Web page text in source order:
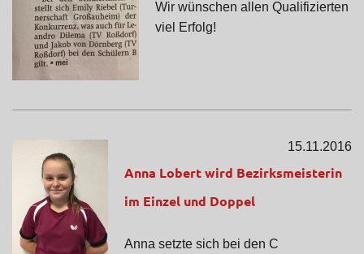
Wir wünschen allen Qualifizierten
viel Erfolg!
15.11.2016
Anna Lobert wird Bezirksmeisterin
im Einzel und Doppel
Anna setzte sich bei den C